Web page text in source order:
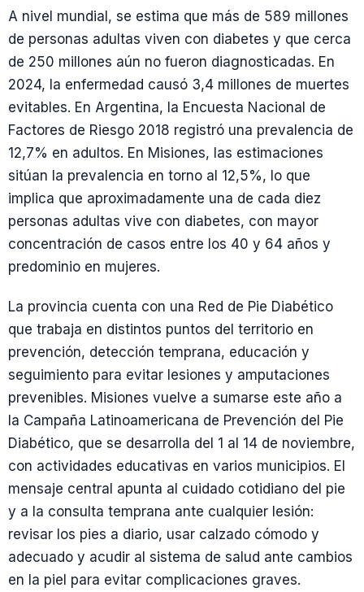
A nivel mundial, se estima que más de 589 millones
de personas adultas viven con diabetes y que cerca
de 250 millones aún no fueron diagnosticadas. En
2024, la enfermedad causó 3,4 millones de muertes
evitables. En Argentina, la Encuesta Nacional de
Factores de Riesgo 2018 registró una prevalencia de
12,7% en adultos. En Misiones, las estimaciones
sitúan la prevalencia en torno al 12,5%, lo que
implica que aproximadamente una de cada diez
personas adultas vive con diabetes, con mayor
concentración de casos entre los 40 y 64 años y
predominio en mujeres.
La provincia cuenta con una Red de Pie Diabético
que trabaja en distintos puntos del territorio en
prevención, detección temprana, educación y
seguimiento para evitar lesiones y amputaciones
prevenibles. Misiones vuelve a sumarse este año a
la Campaña Latinoamericana de Prevención del Pie
Diabético, que se desarrolla del 1 al 14 de noviembre,
con actividades educativas en varios municipios. El
mensaje central apunta al cuidado cotidiano del pie
y a la consulta temprana ante cualquier lesión:
revisar los pies a diario, usar calzado cómodo y
adecuado y acudir al sistema de salud ante cambios
en la piel para evitar complicaciones graves.